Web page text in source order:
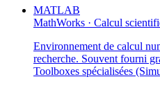
MATLAB
MathWorks · Calcul
Environnement de calcul
recherche. Souvent fourni
Toolboxes spécialisées